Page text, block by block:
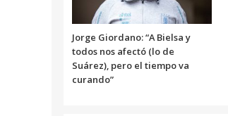
Jorge Giordano: “A Bielsa y
todos nos afectó (lo de
Suárez), pero el tiempo va
curando”